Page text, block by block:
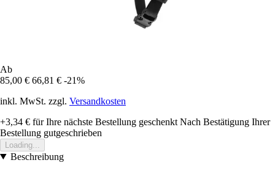
Ab
85,00 € 66,81 € -21%
inkl. MwSt. zzgl. Versandkosten
+3,34 € für Ihre nächste Bestellung geschenkt Nach Bestätigung Ihrer
Bestellung gutgeschrieben
Loading...
Beschreibung